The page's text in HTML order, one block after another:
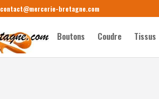
contact@mercerie-bretagne.com
Boutons Coudre Tissus